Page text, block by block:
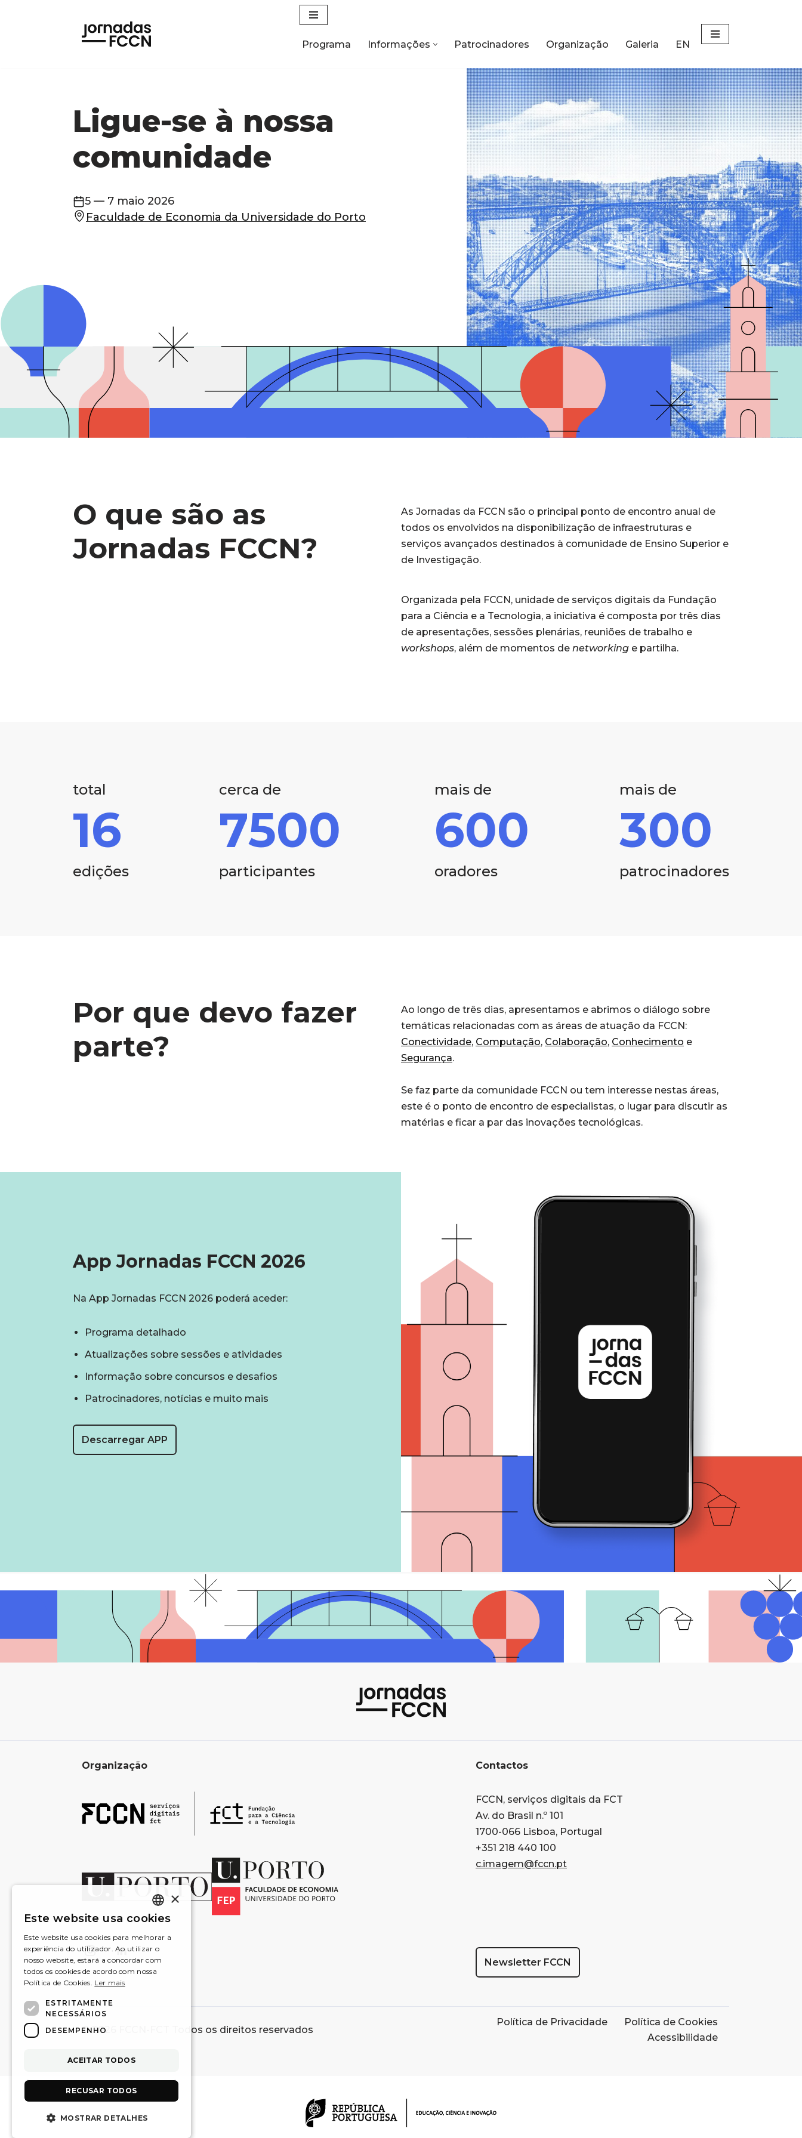
Programa Informações Patrocinadores Organização Galeria EN
Ligue-se à nossa
comunidade
5 — 7 maio 2026
Faculdade de Economia da Universidade do Porto
O que são as
Jornadas FCCN?
As Jornadas da FCCN são o principal ponto de encontro anual de
todos os envolvidos na disponibilização de infraestruturas e
serviços avançados destinados à comunidade de Ensino Superior e
de Investigação.
Organizada pela FCCN, unidade de serviços digitais da Fundação
para a Ciência e a Tecnologia, a iniciativa é composta por três dias
de apresentações, sessões plenárias, reuniões de trabalho e
workshops, além de momentos de networking e partilha.
total
16
edições
cerca de
7500
participantes
mais de
600
oradores
mais de
300
patrocinadores
Por que devo fazer
parte?
Ao longo de três dias, apresentamos e abrimos o diálogo sobre
temáticas relacionadas com as áreas de atuação da FCCN:
Conectividade, Computação, Colaboração, Conhecimento e
Segurança.
Se faz parte da comunidade FCCN ou tem interesse nestas áreas,
este é o ponto de encontro de especialistas, o lugar para discutir as
matérias e ficar a par das inovações tecnológicas.
App Jornadas FCCN 2026
Na App Jornadas FCCN 2026 poderá aceder:
Programa detalhado
Atualizações sobre sessões e atividades
Informação sobre concursos e desafios
Patrocinadores, notícias e muito mais
Descarregar APP
Organização Contactos
FCCN, serviços digitais da FCT
Av. do Brasil n.º 101
1700-066 Lisboa, Portugal
+351 218 440 100
c.imagem@fccn.pt
Newsletter FCCN
© 2026 FCCN-FCT Todos os direitos reservados
Política de Privacidade
Política de Cookies
Acessibilidade
PORTUGUESE
ENGLISH
×
Este website usa cookies
Este website usa cookies para melhorar a
experiência do utilizador. Ao utilizar o
nosso website, estará a concordar com
todos os cookies de acordo com nossa
Política de Cookies. Ler mais
ESTRITAMENTE
NECESSÁRIOS
DESEMPENHO
ACEITAR TODOS
RECUSAR TODOS
MOSTRAR DETALHES